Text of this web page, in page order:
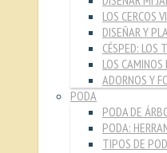
LOS CERCOS
DISEÑAR Y
CÉSPED: LOS
LOS CAMINOS
ADORNOS Y
PODA
PODA DE
PODA:
TIPOS DE